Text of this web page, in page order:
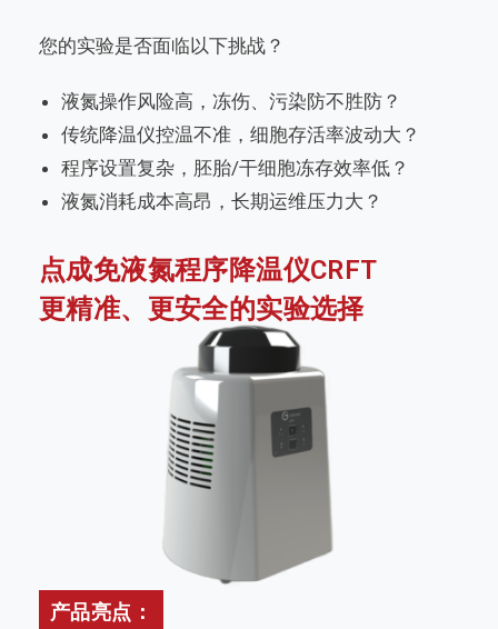
您的实验是否面临以下挑战？
液氮操作风险高，冻伤、污染防不胜防？
传统降温仪控温不准，细胞存活率波动大？
程序设置复杂，胚胎/干细胞冻存效率低？
液氮消耗成本高昂，长期运维压力大？
点成免液氮程序降温仪CRFT
更精准、更安全的实验选择
产品亮点：